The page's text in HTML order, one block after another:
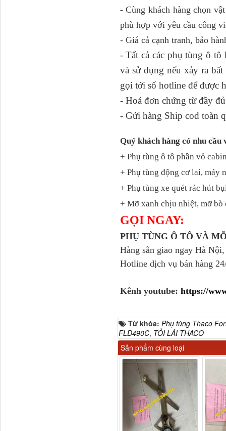
-Cùng khách hàng chọn
phù hợp với yêu cầu công
- Giá cả cạnh tranh, bảo
-Tất cả các phụ tùng ô
và sử dụng nếu xảy ra
gọi tới số hotline để được
- Hoá đơn chứng từ đầy
- Gửi hàng Ship cod toàn
Quý khách hàng có nhu cầu
+ Phụ tùng ô tô phần vỏ
+ Phụ tùng động cơ lai, máy
+ Phụ tùng xe quét rác hút
+ Mỡ xanh chịu nhiệt, mỡ
GỌI NGAY:
PHỤ TÙNG Ô TÔ VÀ
Hàng sẵn giao ngay Hà
Hotline dịch vụ bán hàng
Kênh youtube: https://
Từ khóa: Phụ tùng Thaco
FLD490C, TỎI LÁI THACO
Sản phẩm cùng loại